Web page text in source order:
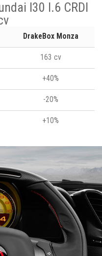
I30 I.6 CRDI
DrakeBox Monza
163 cv
+40%
-20%
+10%